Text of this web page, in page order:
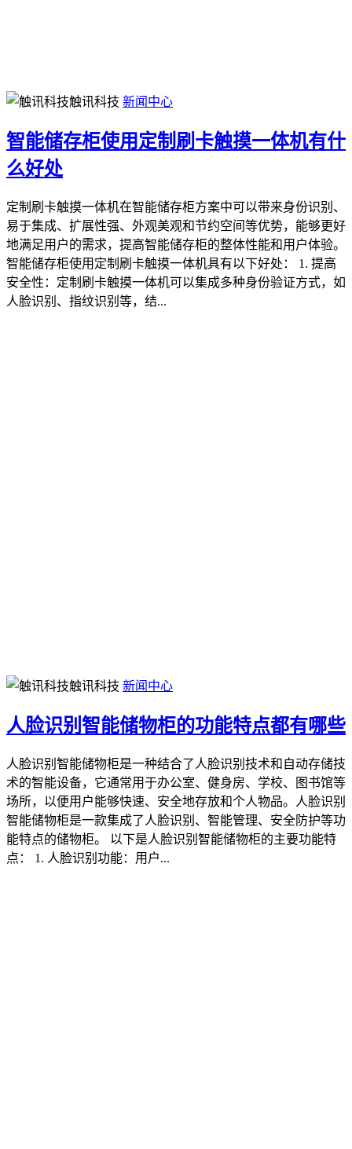
触讯科技 新闻中心
智能储存柜使用定制刷卡触摸一体机有什
么好处
定制刷卡触摸一体机在智能储存柜方案中可以带来身份识别、
易于集成、扩展性强、外观美观和节约空间等优势，能够更好
地满足用户的需求，提高智能储存柜的整体性能和用户体验。
智能储存柜使用定制刷卡触摸一体机具有以下好处： 1. 提高
安全性：定制刷卡触摸一体机可以集成多种身份验证方式，如
人脸识别、指纹识别等，结...
触讯科技 新闻中心
人脸识别智能储物柜的功能特点都有哪些
人脸识别智能储物柜是一种结合了人脸识别技术和自动存储技
术的智能设备，它通常用于办公室、健身房、学校、图书馆等
场所，以便用户能够快速、安全地存放和个人物品。人脸识别
智能储物柜是一款集成了人脸识别、智能管理、安全防护等功
能特点的储物柜。 以下是人脸识别智能储物柜的主要功能特
点： 1. 人脸识别功能：用户...